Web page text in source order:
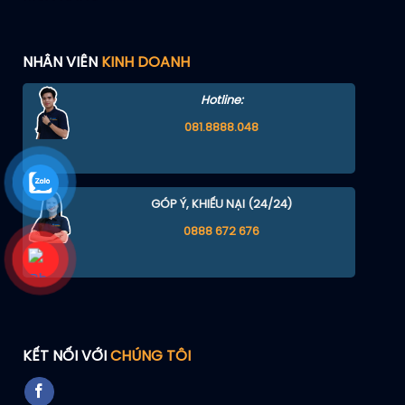
khách thích không gian xanh, yên tĩnh và không đặt nặng
tầm nhìn biển.
Ban công rộng:
điểm cộng giúp trải nghiệm lưu trú thư thái hơn, nhất là vào
buổi chiều.
Lưu ý hạng phòng:
Đã có phản ánh về việc đặt phòng
hướng biển nhưng nhận phòng hướng vườn, vì vậy bạn nên
xác nhận rõ loại phòng trên phiếu đặt và kiểm tra ngay khi
nhận phòng.
NHÂN VIÊN KINH DOANH
Hotline:
081.8888.048
GÓP Ý, KHIẾU NẠI (24/24)
0888 672 676
KẾT NỐI VỚI CHÚNG TÔI